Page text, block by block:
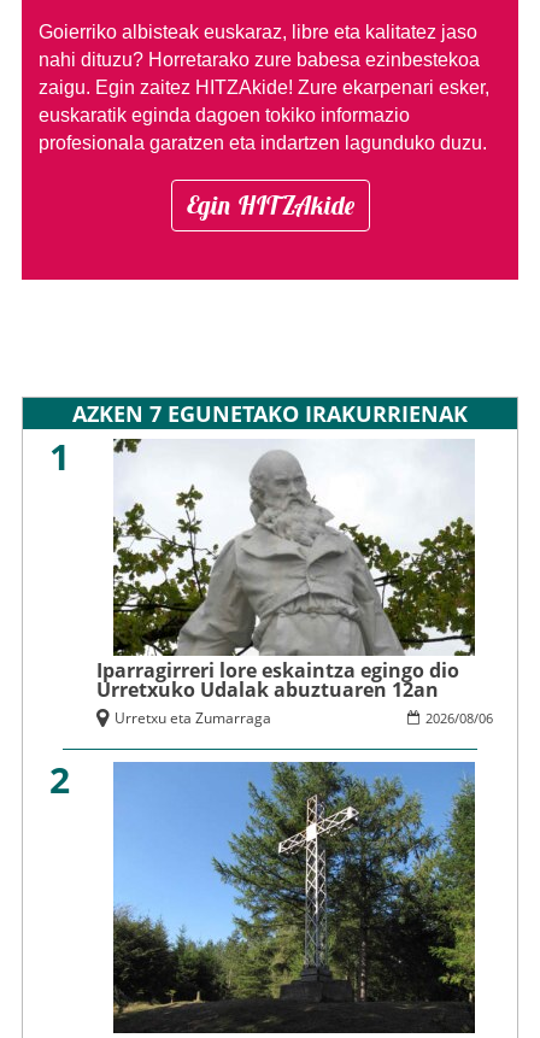
Goierriko albisteak euskaraz, libre eta kalitatez jaso
nahi dituzu? Horretarako zure babesa ezinbestekoa
zaigu. Egin zaitez HITZAkide! Zure ekarpenari esker,
euskaratik eginda dagoen tokiko informazio
profesionala garatzen eta indartzen lagunduko duzu.
Egin HITZAkide
AZKEN 7 EGUNETAKO IRAKURRIENAK
1
Iparragirreri lore eskaintza egingo dio
Urretxuko Udalak abuztuaren 12an
2026/08/06
Urretxu eta Zumarraga
2